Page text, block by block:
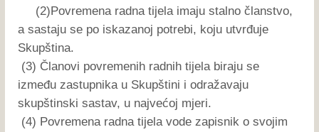
(2)Povremena radna tijela imaju stalno članstvo,
a sastaju se po iskazanoj potrebi, koju utvrđuje
Skupština.
(3) Članovi povremenih radnih tijela biraju se
između zastupnika u Skupštini i odražavaju
skupštinski sastav, u najvećoj mjeri.
(4) Povremena radna tijela vode zapisnik o svojim